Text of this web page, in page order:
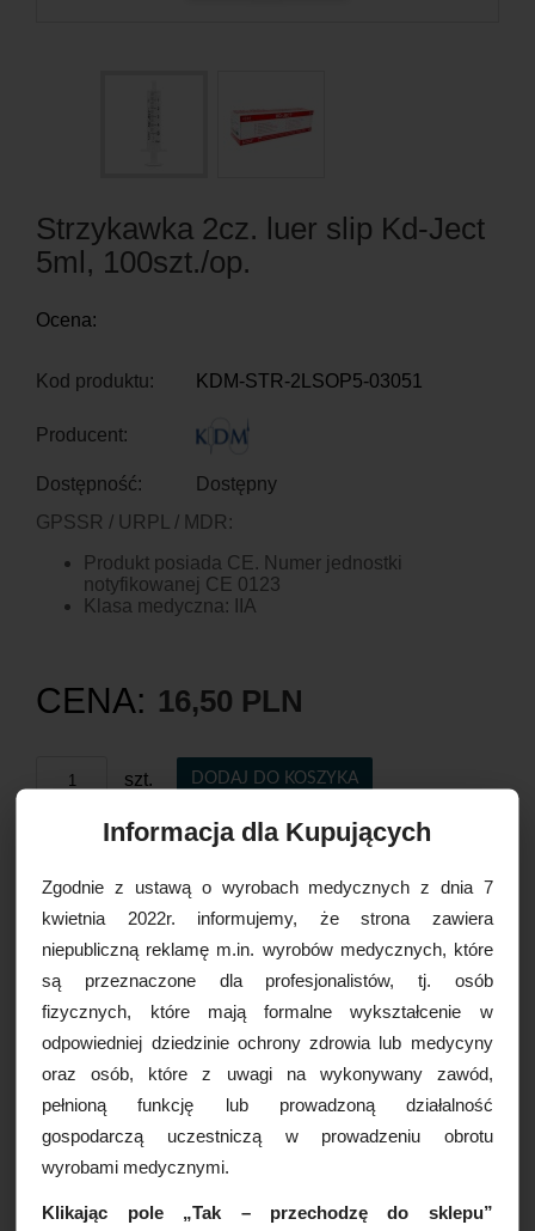
Strzykawka 2cz. luer slip Kd-Ject
5ml, 100szt./op.
Ocena:
Kod produktu: KDM-STR-2LSOP5-03051
Producent:
Dostępność:
Dostępny
GPSSR / URPL / MDR:
Produkt posiada CE. Numer jednostki
notyfikowanej CE 0123
Klasa medyczna: IIA
CENA: 16,50 PLN
szt. DODAJ DO KOSZYKA
Czas realizacji: 24 godziny
OPCJE DOSTAWY
Paczkomaty 16,99 zł brutto
Kurier Inpost 19,99 zł brutto
Kurier Inpost pobraniowy 24,99 zł brutto
Kurier GLS
Kurier GLS pobraniowy 24,99 zł brutto
Drukuj
WIĘCEJ INFORMACJI
Informacja dla Kupujących
Zgodnie z ustawą o wyrobach medycznych z dnia 7
kwietnia 2022r. informujemy, że strona zawiera
niepubliczną reklamę m.in. wyrobów medycznych, które
są przeznaczone dla profesjonalistów, tj. osób
fizycznych, które mają formalne wykształcenie w
odpowiedniej dziedzinie ochrony zdrowia lub medycyny
oraz osób, które z uwagi na wykonywany zawód,
pełnioną funkcję lub prowadzoną działalność
gospodarczą uczestniczą w prowadzeniu obrotu
wyrobami medycznymi.
Klikając pole „Tak – przechodzę do sklepu”